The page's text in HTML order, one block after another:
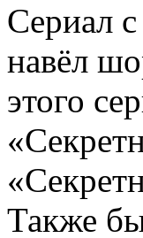
Сериал
навёл
этого
Также